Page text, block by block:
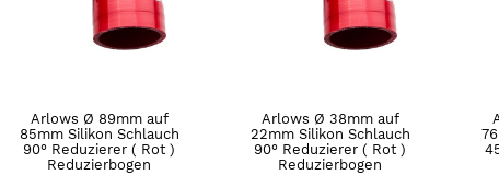
Arlows Ø 89mm auf
85mm Silikon Schlauch
90° Reduzierer ( Rot )
Reduzierbogen
Arlows Ø 38mm auf
22mm Silikon Schlauch
90° Reduzierer ( Rot )
Reduzierbogen